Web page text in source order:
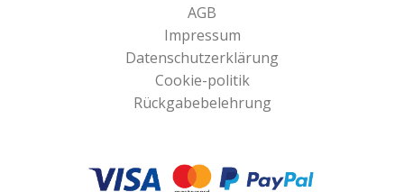
AGB
Impressum
Datenschutzerklärung
Cookie-politik
Rückgabebelehrung